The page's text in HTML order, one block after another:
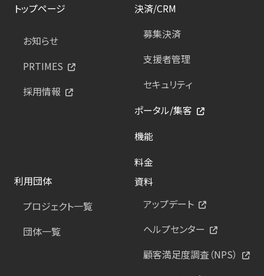
トップページ
お知らせ
PRTIMES
採用情報
決済/CRM
募集決済
支援者管理
セキュリティ
ポータル/集客
機能
料金
利用団体
プロジェクト一覧
団体一覧
資料
アップデート
ヘルプセンター
顧客満足度調査（NPS）